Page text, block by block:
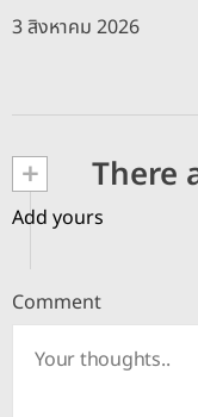
3 สิงหาคม 2026
+ There
Add yours
Comment